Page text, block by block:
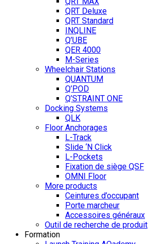
QRT Deluxe
QRT Standard
INQLINE
Q’UBE
QER 4000
M-Series
Wheelchair Stations
QUANTUM
Q’POD
Q’STRAINT ONE
Docking Systems
QLK
Floor Anchorages
L-Track
Slide ‘N Click
L-Pockets
Fixation de siège QSF
OMNI Floor
More products
Ceintures d’occupant
Porte marcheur
Accessoires généraux
Outil de recherche de produit
Formation